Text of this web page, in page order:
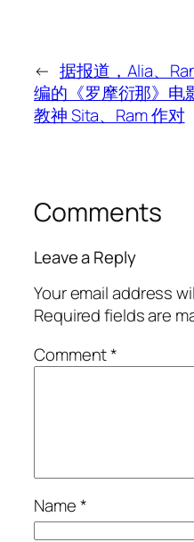
← 据报道，Alia、
编的《罗摩衍那》电
教神 Sita、Ram 作对
Comments
Leave a Reply
Your email address
Required fields are
Comment*
Name*